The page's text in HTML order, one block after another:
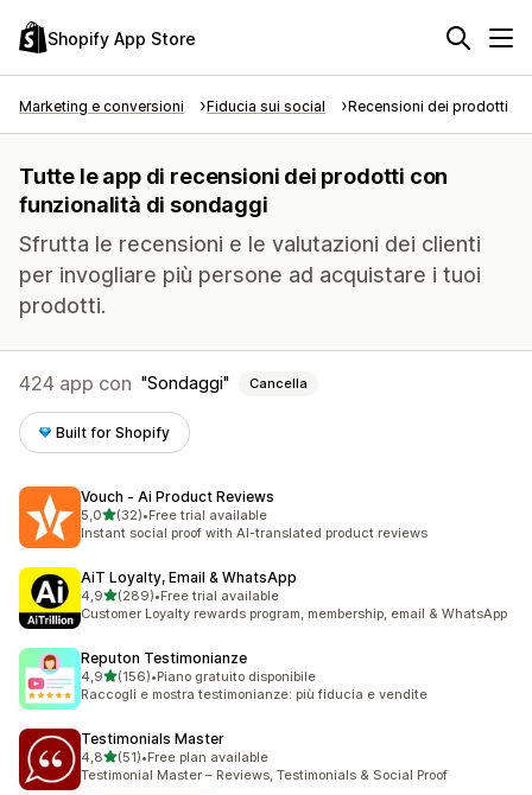
Shopify App Store
Marketing e conversioni Fiducia sui social Recensioni dei prodotti
Tutte le app di recensioni dei prodotti con
funzionalità di sondaggi
Sfrutta le recensioni e le valutazioni dei clienti
per invogliare più persone ad acquistare i tuoi
prodotti.
424 app con Sondaggi Cancella
Built for Shopify
Vouch ‑ Ai Product Reviews
5,0stelle su 5
(32)
32 recensioni totali
•Free trial available
Instant social proof with AI-translated product reviews
AiT Loyalty, Email & WhatsApp
4,9stelle su 5
(289)
289 recensioni totali
•Free trial available
Customer Loyalty rewards program, membership, email & WhatsApp
Reputon Testimonianze
4,9stelle su 5
(156)
156 recensioni totali
•Piano gratuito disponibile
Raccogli e mostra testimonianze: più fiducia e vendite
Testimonials Master
4,8stelle su 5
(51)
51 recensioni totali
•Free plan available
Testimonial Master – Reviews, Testimonials & Social Proof